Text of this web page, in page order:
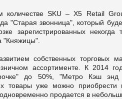
SKU – Х5 Retail
"Старая звонница", который
зарегистрированных
"Княжицы".
собственных торговых
ассортименте. К 2014
до 50%, "Метро Кэш энд
уже можно приобрести
продается в